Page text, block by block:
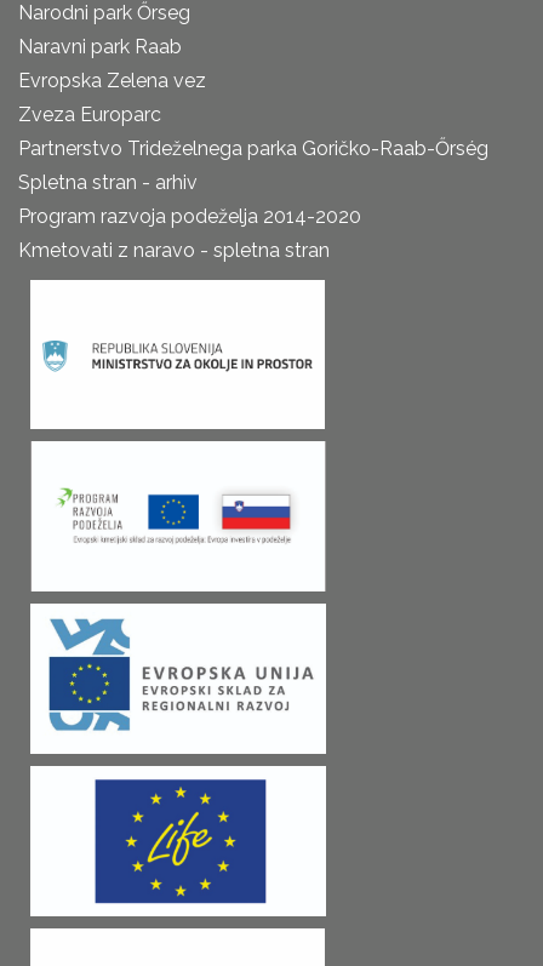
Narodni park Őrseg
Naravni park Raab
Evropska Zelena vez
Zveza Europarc
Partnerstvo Trideželnega parka Goričko-Raab-Őrség
Spletna stran - arhiv
Program razvoja podeželja 2014-2020
Kmetovati z naravo - spletna stran